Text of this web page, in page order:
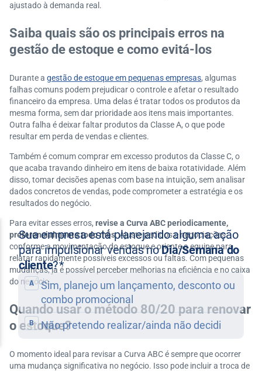
ajustado à demanda real.
Saiba quais são os principais erros na
gestão de estoque e como evitá-los
Durante a gestão de estoque em pequenas empresas, algumas
falhas comuns podem prejudicar o controle e afetar o resultado
financeiro da empresa. Uma delas é tratar todos os produtos da
mesma forma, sem dar prioridade aos itens mais importantes.
Outra falha é deixar faltar produtos da Classe A, o que pode
resultar em perda de vendas e clientes.
Também é comum comprar em excesso produtos da Classe C, o
que acaba travando dinheiro em itens de baixa rotatividade. Além
disso, tomar decisões apenas com base na intuição, sem analisar
dados concretos de vendas, pode comprometer a estratégia e os
resultados do negócio.
Para evitar esses erros, revise a Curva ABC periodicamente,
preferencialmente todo mês. Ajuste pedidos e negociações
conforme a movimentação do estoque e oriente a equipe para
relatar rapidamente possíveis excessos ou faltas. Com pequenas
mudanças, já é possível perceber melhorias na eficiência e no caixa
do negócio.
Quando usar o método 80/20 para renovar
o estoque?
O momento ideal para revisar a Curva ABC é sempre que ocorrer
uma mudança significativa no negócio. Isso pode incluir a troca de